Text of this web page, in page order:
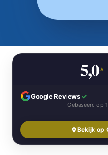
5,0
Google Reviews ✓
Gebaseerd op
Bekijk op